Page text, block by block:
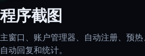
程序截图
主窗口、账户管理器、自动注册、预热
自动回复和统计。